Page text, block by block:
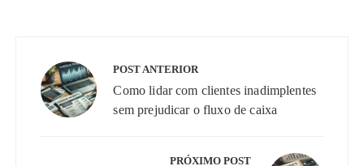
Post
POST ANTERIOR
Como lidar com clientes inadimplentes
sem prejudicar o fluxo de caixa
PRÓXIMO POST